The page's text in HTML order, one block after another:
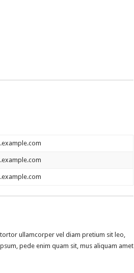
ullamcorper vel diam pretium sit leo,
pede enim quam sit, mus aliquam amet